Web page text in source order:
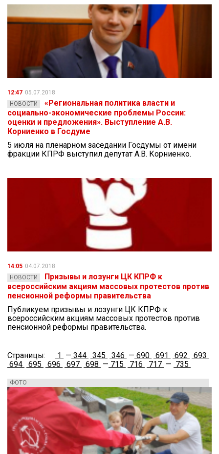
12:47 05.07.2018
НОВОСТИ
«Региональная политика власти и
социально-экономические проблемы России:
оценки и предложения». Выступление А.В.
Корниенко в Госдуме
5 июля на пленарном заседании Госдумы от имени
фракции КПРФ выступил депутат А.В. Корниенко.
14:05 04.07.2018
НОВОСТИ
Призывы и лозунги ЦК КПРФ к
всероссийским акциям массовых протестов против
пенсионной реформы правительства
Публикуем призывы и лозунги ЦК КПРФ к
всероссийским акциям массовых протестов против
пенсионной реформы правительства.
Страницы: 1 — 344 345 346 — 690 691 692
693
694
695 696 697 698 — 715 716 717 — 735
ФОТО